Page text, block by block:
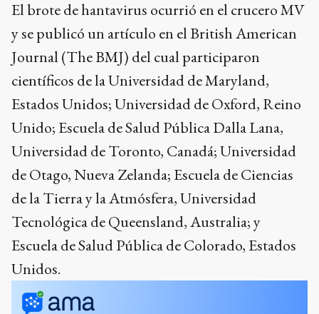
El brote de hantavirus ocurrió en el crucero MV
y se publicó un artículo en el British American
Journal (The BMJ) del cual participaron
científicos de la Universidad de Maryland,
Estados Unidos; Universidad de Oxford, Reino
Unido; Escuela de Salud Pública Dalla Lana,
Universidad de Toronto, Canadá; Universidad
de Otago, Nueva Zelanda; Escuela de Ciencias
de la Tierra y la Atmósfera, Universidad
Tecnológica de Queensland, Australia; y
Escuela de Salud Pública de Colorado, Estados
Unidos.